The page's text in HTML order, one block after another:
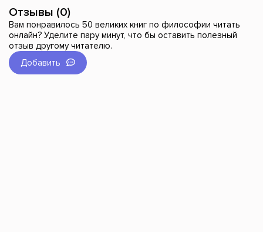
Отзывы (0)
Вам понравилось 50 великих книг по философии читать
онлайн? Уделите пару минут, что бы оставить полезный
отзыв другому читателю.
Добавить